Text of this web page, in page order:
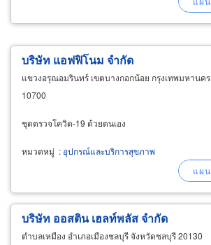
บริษัท แอฟฟิโนม จำกัด
แขวงอรุณอมรินทร์ เขตบางกอกน้อย กรุงเทพมหานคร
10700
ชุดตรวจโควิด-19 ด้วยตนเอง
หมวดหมู่ : อุปกรณ์และบริการสุขภาพ
บริษัท ออสติน เฮลท์พลัส จำกัด
ตำบลเหมือง อำเภอเมืองชลบุรี จังหวัดชลบุรี 20130